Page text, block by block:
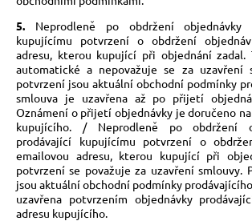
5. Neprodleně po obdržení objednávky
kupujícímu potvrzení o obdržení
adresu, kterou kupující při objednání
automatické a nepovažuje se za uzavření
potvrzení jsou aktuální obchodní podmínky
smlouva je uzavřena až po přijetí
Oznámení o přijetí objednávky je doručeno
kupujícího. / Neprodleně po obdržení
prodávající kupujícímu potvrzení o
emailovou adresu, kterou kupující při
potvrzení se považuje za uzavření smlouvy.
jsou aktuální obchodní podmínky
uzavřena potvrzením objednávky
adresu kupujícího.